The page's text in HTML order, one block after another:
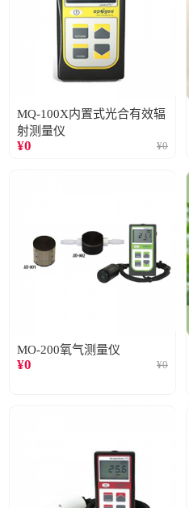
MQ-100X内置式光合有效辐
射测量仪
¥0 ¥0
MO-200氧气测量仪
¥0 ¥0